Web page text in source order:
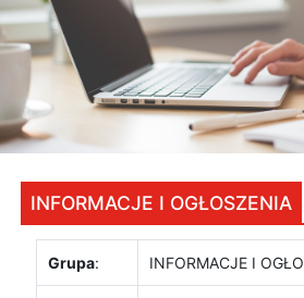
INFORMACJE I OGŁOSZENIA
Grupa: INFORMACJE I